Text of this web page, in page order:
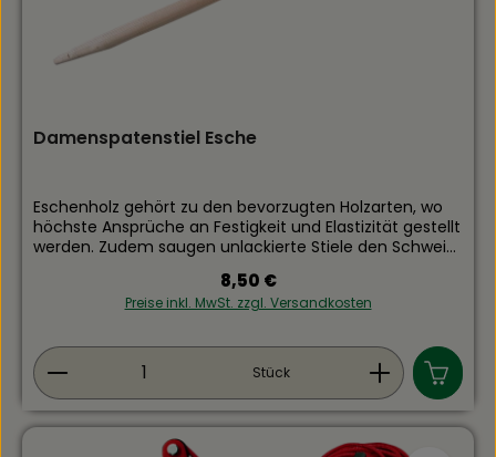
Damenspatenstiel Esche
Eschenholz gehört zu den bevorzugten Holzarten, wo
höchste Ansprüche an Festigkeit und Elastizität gestellt
werden. Zudem saugen unlackierte Stiele den Schweiß
T-Griff Länge: 930mm Durchmesser: 36mm
Regulärer Preis:
8,50 €
Preise inkl. MwSt. zzgl. Versandkosten
Produkt Anzahl: Gib den gewünschten Wert
Stück